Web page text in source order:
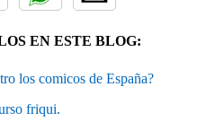
EN ESTE BLOG:
los comicos de España?
friqui.